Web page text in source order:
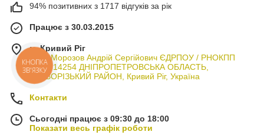
94% позитивних з 1717 відгуків за рік
Працює з 30.03.2015
м. Кривий Ріг
ФОП Морозов Андрій Сергійович ЄДРПОУ / РНОКПП
3044714254 ДНІПРОПЕТРОВСЬКА ОБЛАСТЬ,
КРИВОРІЗЬКИЙ РАЙОН, Кривий Ріг, Україна
Контакти
Сьогодні працює з 09:30 до 18:00
Показати весь графік роботи
КНОПКА
ЗВ'ЯЗКУ